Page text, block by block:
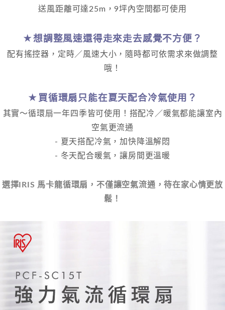
送風距離可達25m，9坪內空間都可使用
★想調整風速還得走來走去感覺不方便？
配有搖控器，定時／風速大小，隨時都可依需求來做調整
哦！
★買循環扇只能在夏天配合冷氣使用？
其實～循環扇一年四季皆可使用！搭配冷／暖氣都能讓室內
空氣更流通
- 夏天搭配冷氣，加快降溫解悶
- 冬天配合暖氣，讓房間更溫暖
選擇IRIS 馬卡龍循環扇， 不僅讓空氣流通，待在家心情更放
鬆！